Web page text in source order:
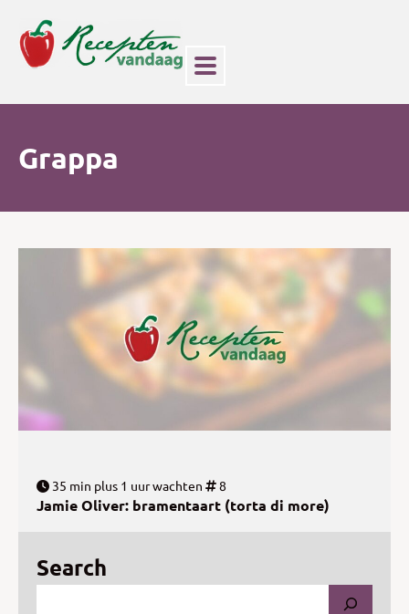
Grappa
35 min plus 1 uur wachten 8
Jamie Oliver: bramentaart (torta di more)
Search